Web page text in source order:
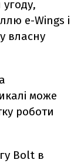
e-Wings і
власну
може
роботи
Bolt в